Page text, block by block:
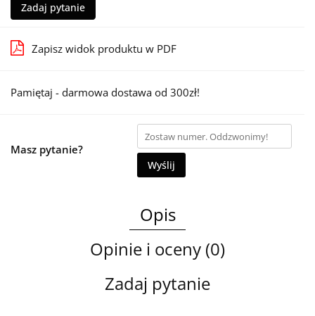
Zadaj pytanie
Zapisz widok produktu w PDF
Pamiętaj - darmowa dostawa od 300zł!
Masz pytanie?
Wyślij
Opis
Opinie i oceny (0)
Zadaj pytanie